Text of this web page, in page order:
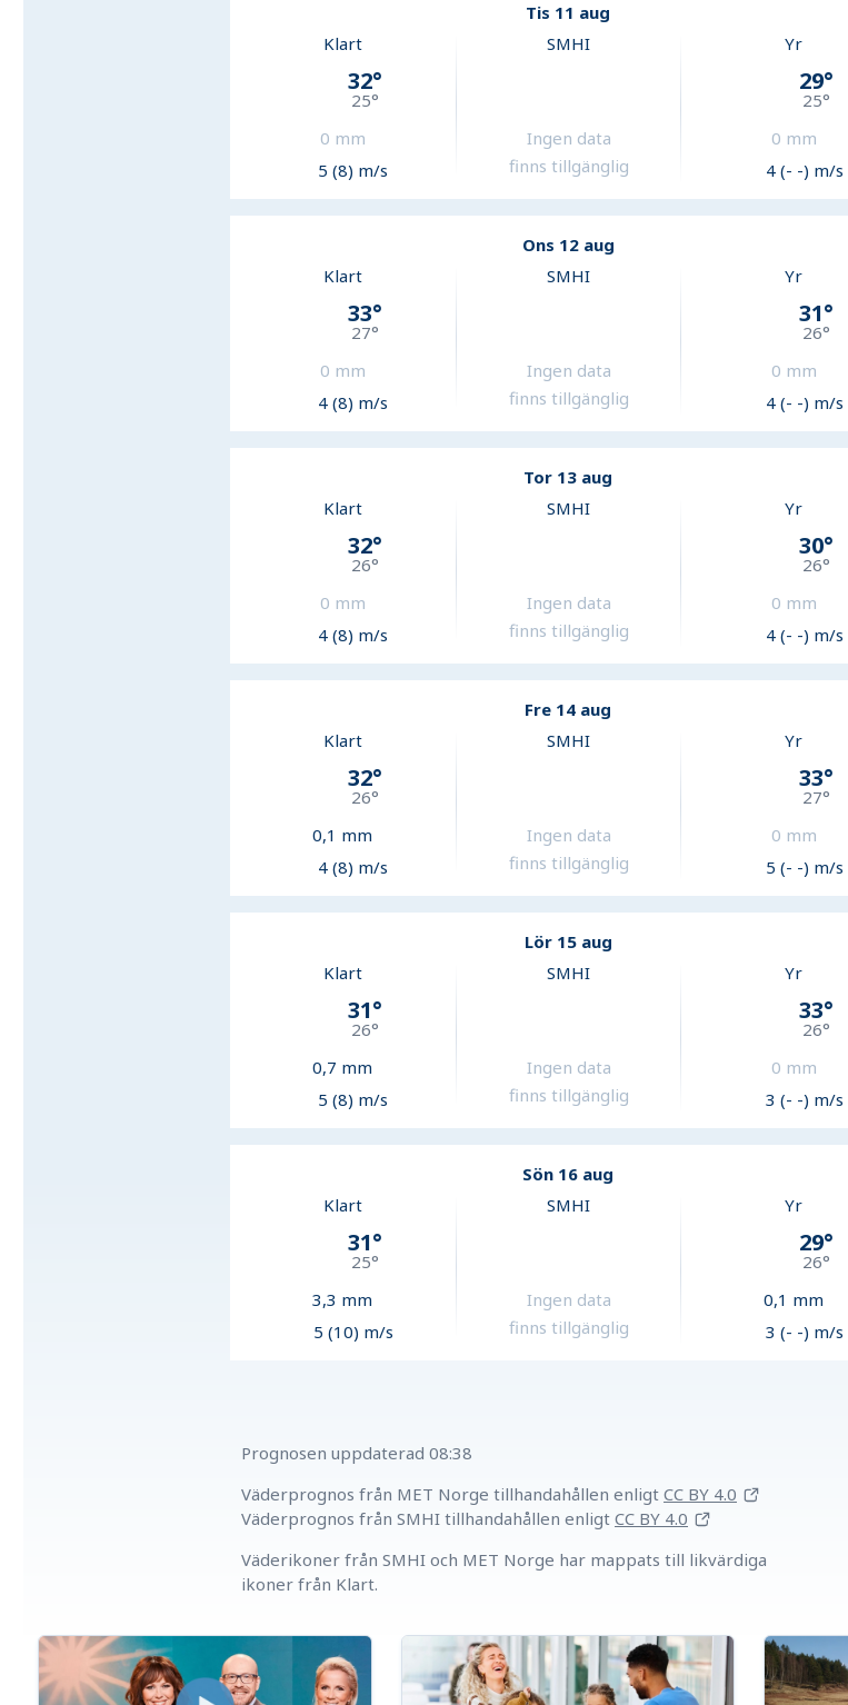
Tis 11 aug
Klart
32°
25°
0 mm
5 (8) m/s
SMHI
Ingen data
finns tillgänglig
Yr
29°
25°
0 mm
4 (- -) m/s
Ons 12 aug
Klart
33°
27°
0 mm
4 (8) m/s
SMHI
Ingen data
finns tillgänglig
Yr
31°
26°
0 mm
4 (- -) m/s
Tor 13 aug
Klart
32°
26°
0 mm
4 (8) m/s
SMHI
Ingen data
finns tillgänglig
Yr
30°
26°
0 mm
4 (- -) m/s
Fre 14 aug
Klart
32°
26°
0,1 mm
4 (8) m/s
SMHI
Ingen data
finns tillgänglig
Yr
33°
27°
0 mm
5 (- -) m/s
Lör 15 aug
Klart
31°
26°
0,7 mm
5 (8) m/s
SMHI
Ingen data
finns tillgänglig
Yr
33°
26°
0 mm
3 (- -) m/s
Sön 16 aug
Klart
31°
25°
3,3 mm
5 (10) m/s
SMHI
Ingen data
finns tillgänglig
Yr
29°
26°
0,1 mm
3 (- -) m/s
Prognosen uppdaterad 08:38
Väderprognos från MET Norge tillhandahållen enligt CC BY 4.0
Väderprognos från SMHI tillhandahållen enligt CC BY 4.0
Väderikoner från SMHI och MET Norge har mappats till likvärdiga
ikoner från Klart.